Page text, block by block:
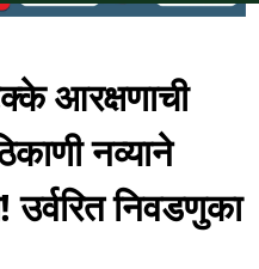
आरक्षणाची
नव्याने
निवडणुका